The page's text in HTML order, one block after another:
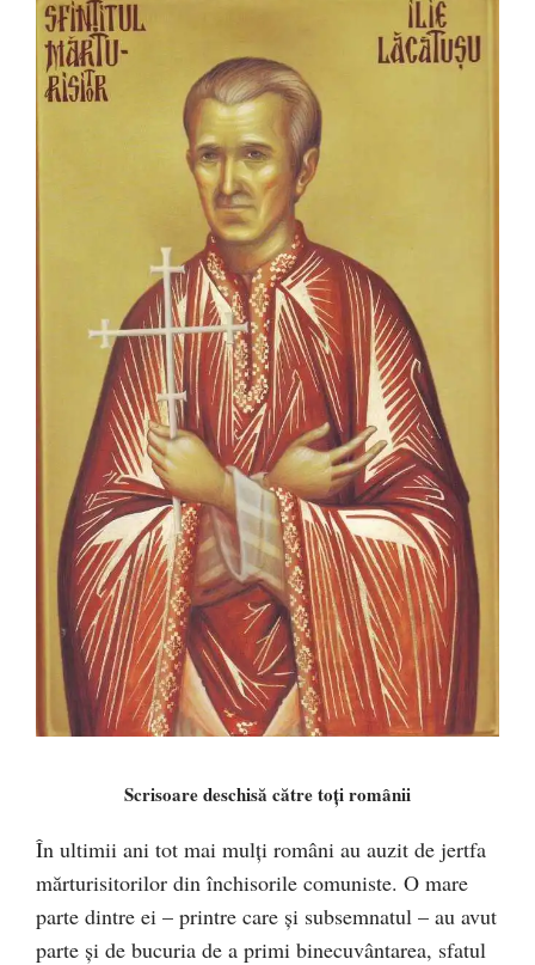
Scrisoare deschisă către toţi românii
În ultimii ani tot mai mulți români au auzit de jertfa
mărturisitorilor din închisorile comuniste. O mare
parte dintre ei – printre care și subsemnatul – au avut
parte și de bucuria de a primi binecuvântarea, sfatul